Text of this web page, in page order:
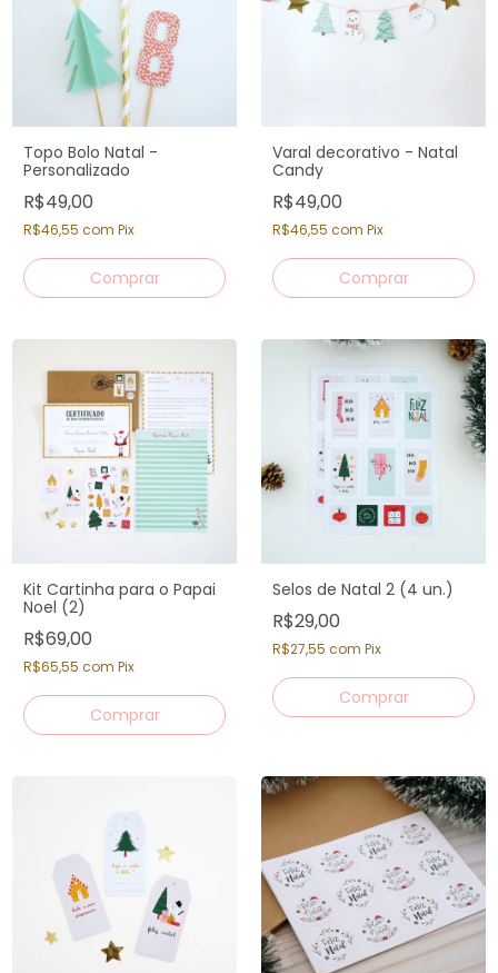
Topo Bolo Natal -
Personalizado
R$49,00
R$46,55 com Pix
Varal decorativo - Natal
Candy
R$49,00
R$46,55 com Pix
Kit Cartinha para o Papai
Noel (2)
R$69,00
R$65,55 com Pix
Selos de Natal 2 (4 un.)
R$29,00
R$27,55 com Pix